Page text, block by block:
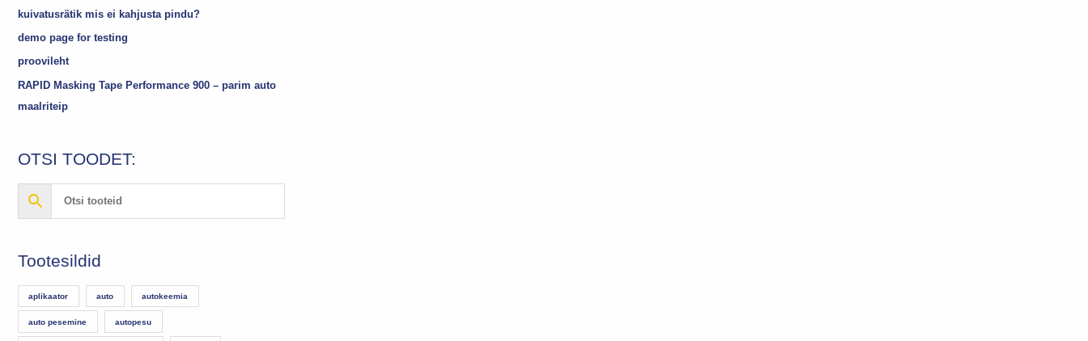
kuivatusrätik mis ei kahjusta pindu?
demo page for testing
proovileht
RAPID Masking Tape Performance 900 – parim auto
maalriteip
OTSI TOODET:
Tootesildid
aplikaator auto autokeemia
auto pesemine autopesu